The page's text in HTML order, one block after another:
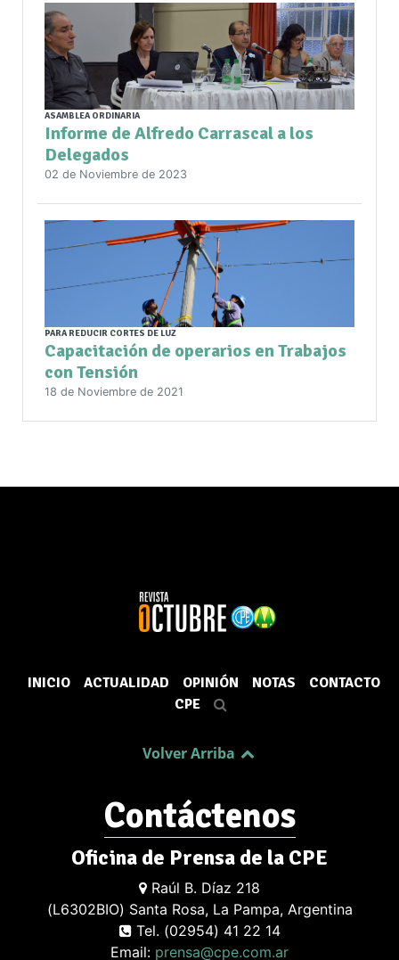
ASAMBLEA ORDINARIA
Informe de Alfredo Carrascal a los
Delegados
02 de Noviembre de 2023
PARA REDUCIR CORTES DE LUZ
Capacitación de operarios en Trabajos
con Tensión
18 de Noviembre de 2021
INICIO ACTUALIDAD OPINIÓN NOTAS
CONTACTO
CPE
Volver Arriba
Contáctenos
Oficina de Prensa de la CPE
Raúl B. Díaz 218
(L6302BIO) Santa Rosa, La Pampa, Argentina
Tel. (02954) 41 22 14
Email: prensa@cpe.com.ar